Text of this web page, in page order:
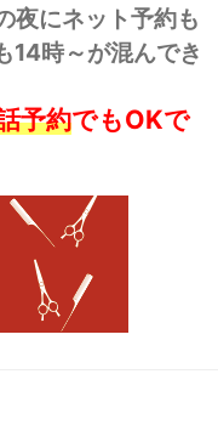
夜にネット予約も
14時～が混んでき
予約でもOKで